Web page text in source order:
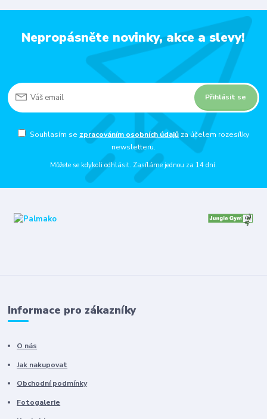
Nepropásněte novinky, akce a slevy!
Přihlásit se
Souhlasím se zpracováním osobních údajůza účelem rozesílky
newsletteru.
Můžete se kdykoli odhlásit. Zasíláme jednou za 14 dní.
Informace pro zákazníky
O nás
Jak nakupovat
Obchodní podmínky
Fotogalerie